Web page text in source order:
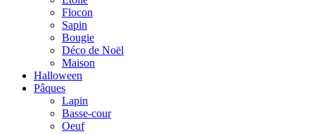
Flocon
Sapin
Bougie
Déco de Noël
Maison
Halloween
Pâques
Lapin
Basse-cour
Oeuf